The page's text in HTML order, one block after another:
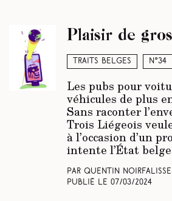
Traits belges N°34
Plaisir de
Les pubs pour
véhicules de plus
Sans raconter
Trois Liégeois
à l’occasion d’un
intente l’État
Par Quentin
Publié le 07/03/2024